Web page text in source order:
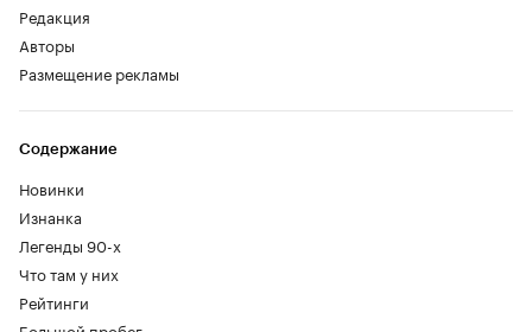
Редакция
Авторы
Размещение рекламы
Содержание
Новинки
Изнанка
Легенды 90-х
Что там у них
Рейтинги